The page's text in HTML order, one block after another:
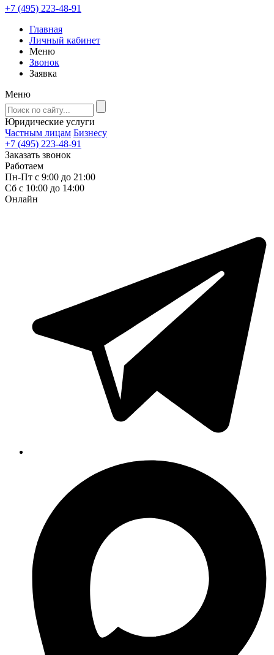
+7 (495) 223-48-91
Главная
Личный кабинет
Меню
Звонок
Заявка
Меню
Юридические услуги
Частным лицам Бизнесу
+7 (495) 223-48-91
Заказать звонок
Работаем
Пн-Пт с 9:00 до 21:00
Сб с 10:00 до 14:00
Онлайн